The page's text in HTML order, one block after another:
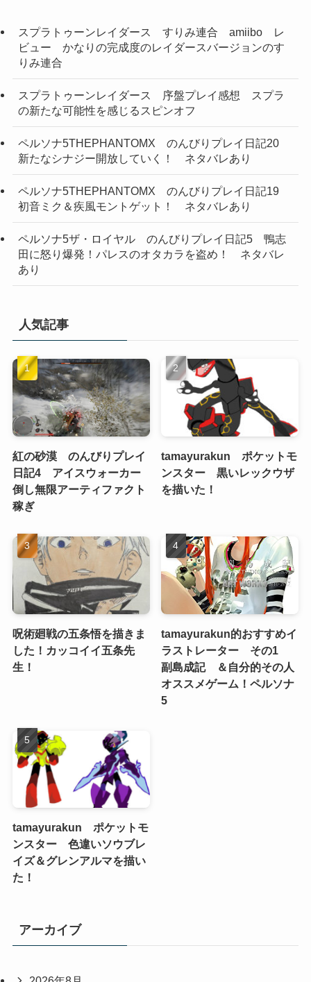
スプラトゥーンレイダース すりみ連合 amiibo レ
ビュー かなりの完成度のレイダースバージョンのす
りみ連合
スプラトゥーンレイダース 序盤プレイ感想 スプラ
の新たな可能性を感じるスピンオフ
ペルソナ5THEPHANTOMX のんびりプレイ日記20
新たなシナジー開放していく！ ネタバレあり
ペルソナ5THEPHANTOMX のんびりプレイ日記19
初音ミク＆疾風モントゲット！ ネタバレあり
ペルソナ5ザ・ロイヤル のんびりプレイ日記5 鴨志
田に怒り爆発！パレスのオタカラを盗め！ ネタバレ
あり
人気記事
紅の砂漠 のんびりプレイ
日記4 アイスウォーカー
倒し無限アーティファクト
稼ぎ
tamayurakun ポケットモ
ンスター 黒いレックウザ
を描いた！
呪術廻戦の五条悟を描きま
した！カッコイイ五条先
生！
tamayurakun的おすすめイ
ラストレーター その1
副島成記 ＆自分的その人
オススメゲーム！ペルソナ
5
tamayurakun ポケットモ
ンスター 色違いソウブレ
イズ＆グレンアルマを描い
た！
アーカイブ